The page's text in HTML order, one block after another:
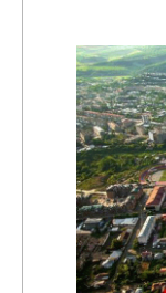
նիստը